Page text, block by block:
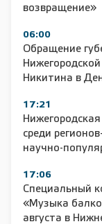
возвращение»
06:00
Обращение
Никитина в
17:21
среди
научно-
17:06
Специальный
«Музыка
августа в